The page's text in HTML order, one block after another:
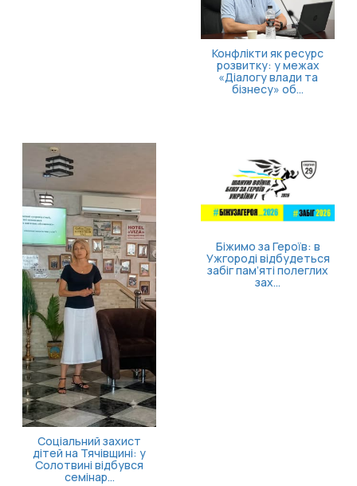
Конфлікти як ресурс
розвитку: у межах
«Діалогу влади та
бізнесу» об...
Соціальний захист
дітей на Тячівщині: у
Солотвині відбувся
семінар...
Біжимо за Героїв: в
Ужгороді відбудеться
забіг пам’яті полеглих
зах...